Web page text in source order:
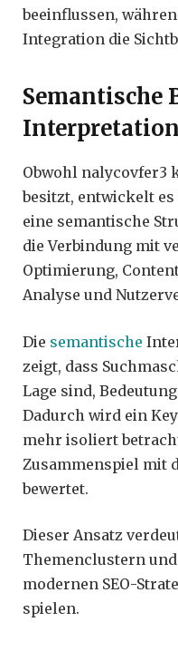
beeinflussen,
Integration die
Semantische
Obwohl nalycovfer3
besitzt, entwickelt
eine semantische
die Verbindung mit
Optimierung,
Analyse und
Die semantische
zeigt, dass
Lage sind,
Dadurch wird ein
mehr isoliert
Zusammenspiel mit
bewertet.
Dieser Ansatz
Themenclustern
modernen SEO-
spielen.